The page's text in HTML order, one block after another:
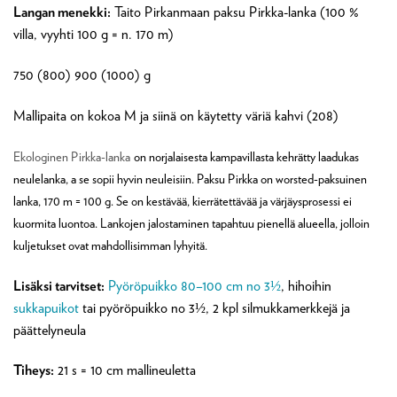
Langan menekki: Taito Pirkanmaan paksu Pirkka-lanka (100 %
villa, vyyhti 100 g = n. 170 m)
750 (800) 900 (1000) g
Mallipaita on kokoa M ja siinä on käytetty väriä kahvi (208)
Ekologinen Pirkka-lanka on norjalaisesta kampavillasta kehrätty laadukas
neulelanka, a sesopii hyvin neuleisiin. Paksu Pirkka on worsted-paksuinen
lanka, 170 m = 100 g. Se on kestävää, kierrätettävää ja värjäysprosessi ei
kuormita luontoa. Lankojen jalostaminen tapahtuu pienellä alueella, jolloin
kuljetukset ovat mahdollisimman lyhyitä.
Lisäksi tarvitset: Pyöröpuikko 80–100 cm no 3½, hihoihin
sukkapuikot tai pyöröpuikko no 3½, 2 kpl silmukkamerkkejä ja
päättelyneula
Tiheys: 21 s = 10 cm mallineuletta